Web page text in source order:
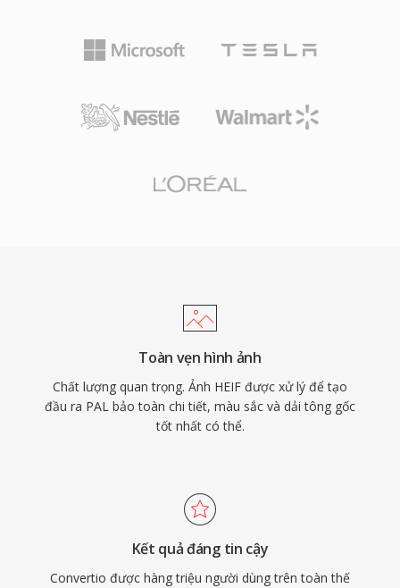
Toàn vẹn hình ảnh
Chất lượng quan trọng. Ảnh HEIF được xử lý để tạo
đầu ra PAL bảo toàn chi tiết, màu sắc và dải tông gốc
tốt nhất có thể.
Kết quả đáng tin cậy
Convertio được hàng triệu người dùng trên toàn thế